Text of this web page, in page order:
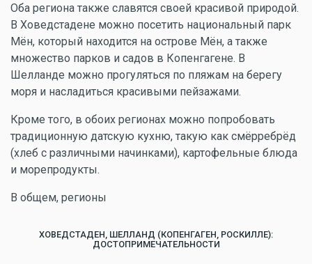
Оба региона также славятся своей красивой природой.
В Ховедстадене можно посетить национальный парк
Мён, который находится на острове Мён, а также
множество парков и садов в Копенгагене. В
Шелланде можно прогуляться по пляжам на берегу
моря и насладиться красивыми пейзажами.
Кроме того, в обоих регионах можно попробовать
традиционную датскую кухню, такую как смёрребрёд
(хлеб с различными начинками), картофельные блюда
и морепродукты.
В общем, регионы
ХОВЕДСТАДЕН, ШЕЛЛАНД (КОПЕНГАГЕН, РОСКИЛЛЕ):
ДОСТОПРИМЕЧАТЕЛЬНОСТИ